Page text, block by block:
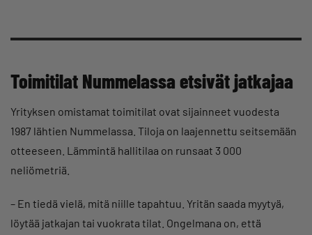
Toimitilat Nummelassa etsivät jatkajaa
Yrityksen omistamat toimitilat ovat sijainneet vuodesta
1987 lähtien Nummelassa. Tiloja on laajennettu seitsemään
otteeseen. Lämmintä hallitilaa on runsaat 3 000
neliömetriä.
– En tiedä vielä, mitä niille tapahtuu. Yritän saada myytyä,
löytää jatkajan tai vuokrata tilat. Ongelmana on, että